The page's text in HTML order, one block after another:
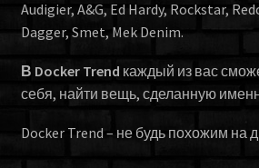
Audigier, A&G, Ed Hardy, Rockstar,
Dagger, Smet, Mek Denim.
В Docker Trend каждый из вас
себя, найти вещь, сделанную
Docker Trend – не будь похожим на